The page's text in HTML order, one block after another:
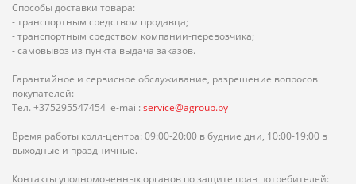
Способы доставки товара:
- транспортным средством продавца;
- транспортным средством компании-перевозчика;
- самовывоз из пункта выдача заказов.
Гарантийное и сервисное обслуживание, разрешение вопросов
покупателей:
Тел. +375295547454 e-mail: service@agroup.by
Время работы колл-центра: 09:00-20:00 в будние дни, 10:00-19:00 в
выходные и праздничные.
Контакты уполномоченных органов по защите прав потребителей: